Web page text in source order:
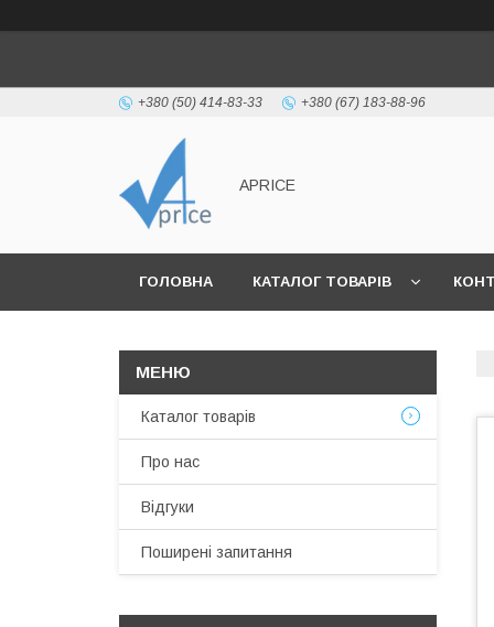
+380 (50) 414-83-33 +380 (67) 183-88-96
APRICE
ГОЛОВНА КАТАЛОГ ТОВАРІВ
Каталог товарів
Про нас
Відгуки
Поширені запитання